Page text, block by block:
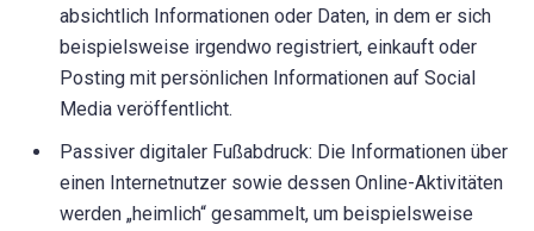
absichtlich Informationen oder Daten, in dem er sich
beispielsweise irgendwo registriert, einkauft oder
Posting mit persönlichen Informationen auf Social
Media veröffentlicht.
Passiver digitaler Fußabdruck: Die Informationen über
einen Internetnutzer sowie dessen Online-Aktivitäten
werden „heimlich“ gesammelt, um beispielsweise